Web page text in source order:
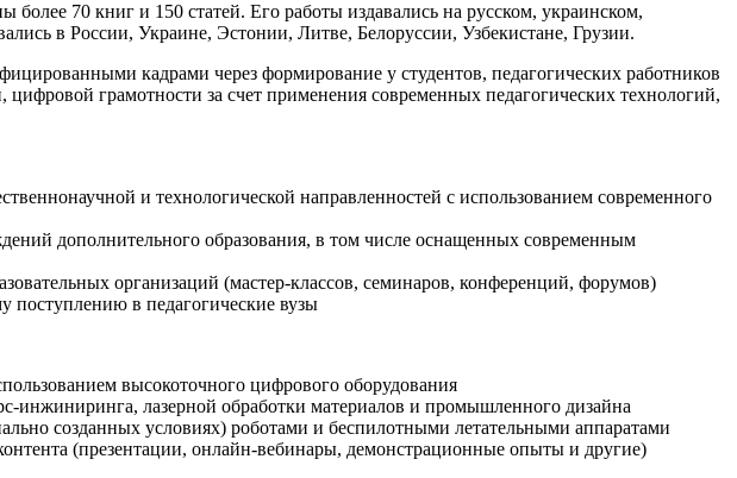
70 книг и 150 статей. Его работы издавались на русском, украинском,
в России, Украине, Эстонии, Литве, Белоруссии, Узбекистане, Грузии.
кадрами через формирование у студентов, педагогических работников
грамотности за счет применения современных педагогических технологий,
и технологической направленностей с использованием современного
дополнительного образования, в том числе оснащенных современным
организаций (мастер-классов, семинаров, конференций, форумов)
поступлению в педагогические вузы
высокоточного цифрового оборудования
инжиниринга, лазерной обработки материалов и промышленного дизайна
созданных условиях) роботами и беспилотными летательными аппаратами
(презентации, онлайн-вебинары, демонстрационные опыты и другие)